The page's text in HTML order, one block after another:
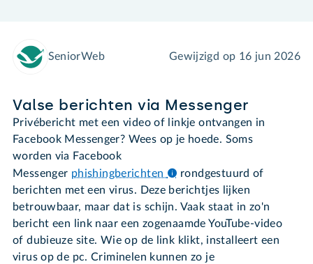
SeniorWeb Gewijzigd op 16 jun 2026
Valse berichten via Messenger
Privébericht met een video of linkje ontvangen in
Facebook Messenger? Wees op je hoede. Soms
worden via Facebook
Messenger phishingberichten
rondgestuurd of
berichten met een virus. Deze berichtjes lijken
betrouwbaar, maar dat is schijn. Vaak staat in zo'n
bericht een link naar een zogenaamde YouTube-video
of dubieuze site. Wie op de link klikt, installeert een
virus op de pc. Criminelen kunnen zo je